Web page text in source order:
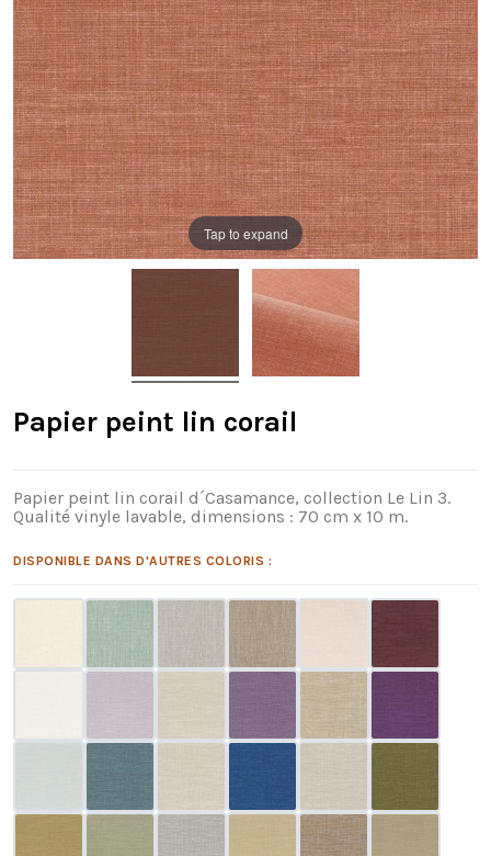
Tap to expand
Papier peint lin corail
Papier peint lin corail d´Casamance, collection Le Lin 3.
Qualité vinyle lavable, dimensions : 70 cm x 10 m.
DISPONIBLE DANS D'AUTRES COLORIS :